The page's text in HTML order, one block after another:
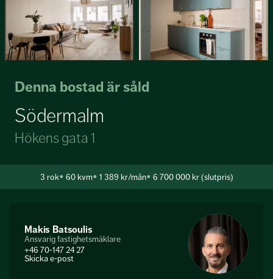
Denna bostad är såld
Hökens gata 1
Södermalm
3 rok 60 kvm 1 389 kr/mån 6 700 000 kr (slutpris)
Makis Batsoulis
Ansvarig fastighetsmäklare
+46 70-147 24 27
Skicka e-post